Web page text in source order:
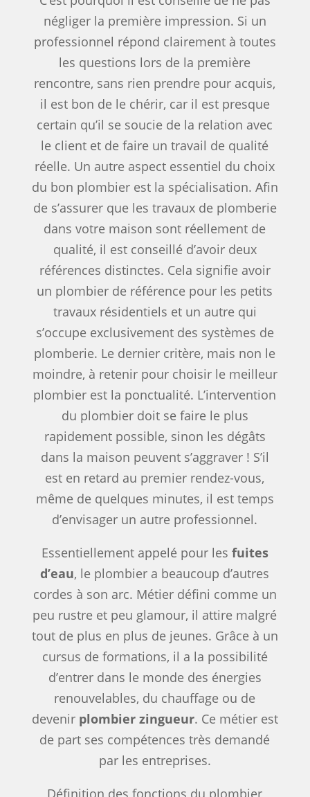
négliger la première impression. Si un
professionnel répond clairement à toutes
les questions lors de la première
rencontre, sans rien prendre pour acquis,
il est bon de le chérir, car il est presque
certain qu’il se soucie de la relation avec
le client et de faire un travail de qualité
réelle. Un autre aspect essentiel du choix
du bon plombier est la spécialisation. Afin
de s’assurer que les travaux de plomberie
dans votre maison sont réellement de
qualité, il est conseillé d’avoir deux
références distinctes. Cela signifie avoir
un plombier de référence pour les petits
travaux résidentiels et un autre qui
s’occupe exclusivement des systèmes de
plomberie. Le dernier critère, mais non le
moindre, à retenir pour choisir le meilleur
plombier est la ponctualité. L’intervention
du plombier doit se faire le plus
rapidement possible, sinon les dégâts
dans la maison peuvent s’aggraver ! S’il
est en retard au premier rendez-vous,
même de quelques minutes, il est temps
d’envisager un autre professionnel.
Essentiellement appelé pour les fuites
d’eau, le plombier a beaucoup d’autres
cordes à son arc. Métier défini comme un
peu rustre et peu glamour, il attire malgré
tout de plus en plus de jeunes. Grâce à un
cursus de formations, il a la possibilité
d’entrer dans le monde des énergies
renouvelables, du chauffage ou de
devenir plombier zingueur. Ce métier est
de part ses compétences très demandé
par les entreprises.
Définition des fonctions du plombier